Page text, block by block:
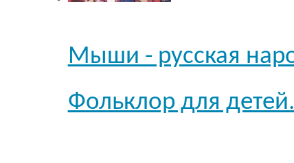
Мыши - русская
Фольклор для детей.